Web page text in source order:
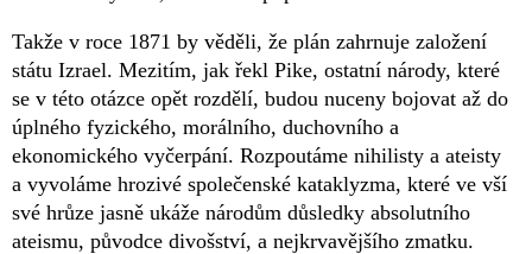
Takže v roce 1871 by věděli, že plán zahrnuje založení
státu Izrael. Mezitím, jak řekl Pike, ostatní národy, které
se v této otázce opět rozdělí, budou nuceny bojovat až do
úplného fyzického, morálního, duchovního a
ekonomického vyčerpání. Rozpoutáme nihilisty a ateisty
a vyvoláme hrozivé společenské kataklyzma, které ve vší
své hrůze jasně ukáže národům důsledky absolutního
ateismu, původce divošství, a nejkrvavějšího zmatku.